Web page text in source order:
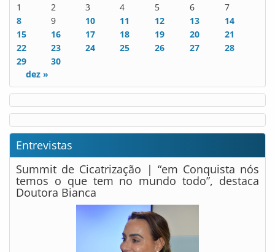
1
2 3 4 5 6
7
8
9 10 11 12 13
14
15
16 17 18 19 20
21
22
23 24 25 26 27
28
29
30
dez »
Entrevistas
Summit de Cicatrização | “em Conquista nós
temos o que tem no mundo todo”, destaca
Doutora Bianca